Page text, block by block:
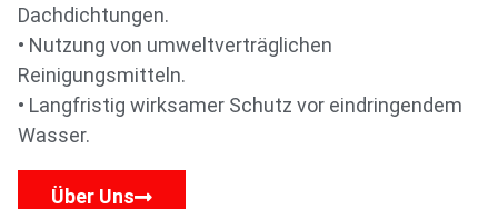
Dachdichtungen.
• Nutzung von umweltverträglichen
Reinigungsmitteln.
• Langfristig wirksamer Schutz vor eindringendem
Wasser.
Über Uns